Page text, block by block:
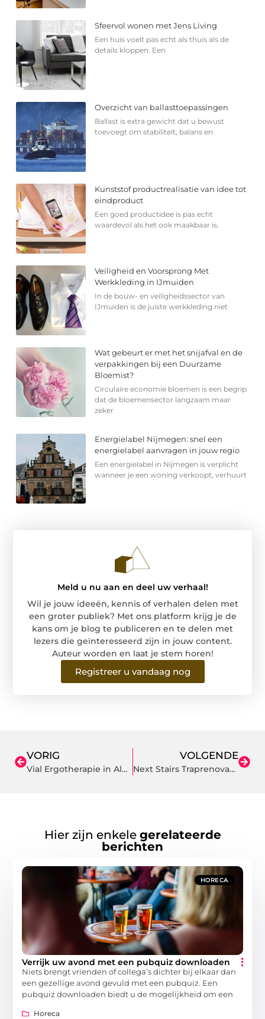
Sfeervol wonen met Jens Living
Een huis voelt pas echt als thuis als de
details kloppen. Een
Overzicht van ballasttoepassingen
Ballast is extra gewicht dat u bewust
toevoegt om stabiliteit, balans en
Kunststof productrealisatie van idee tot
eindproduct
Een goed productidee is pas echt
waardevol als het ook maakbaar is.
Veiligheid en Voorsprong Met
Werkkleding in IJmuiden
In de bouw- en veiligheidssector van
IJmuiden is de juiste werkkleding niet
Wat gebeurt er met het snijafval en de
verpakkingen bij een Duurzame
Bloemist?
Circulaire economie bloemen is een begrip
dat de bloemensector langzaam maar
zeker
Energielabel Nijmegen: snel een
energielabel aanvragen in jouw regio
Een energielabel in Nijmegen is verplicht
wanneer je een woning verkoopt, verhuurt
Meld u nu aan en deel uw verhaal!
Wil je jouw ideeën, kennis of verhalen delen met
een groter publiek? Met ons platform krijg je de
kans om je blog te publiceren en te delen met
lezers die geïnteresseerd zijn in jouw content.
Auteur worden en laat je stem horen!
Registreer u vandaag nog
VORIG
Vial Ergotherapie in Almere: Persoonlijke begeleiding voor meer zelfstandigheid
VOLGENDE
Next Stairs Traprenovatie – Uw trap, in één dag vernieuwd
Hier zijn enkele gerelateerde
berichten
HORECA
Verrijk uw avond met een pubquiz downloaden
Niets brengt vrienden of collega’s dichter bij elkaar dan
een gezellige avond gevuld met een pubquiz. Een
pubquiz downloaden biedt u de mogelijkheid om een
Horeca